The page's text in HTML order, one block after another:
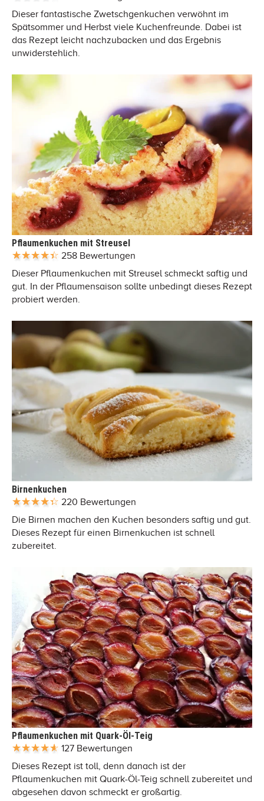
Dieser fantastische Zwetschgenkuchen verwöhnt im
Spätsommer und Herbst viele Kuchenfreunde. Dabei ist
das Rezept leicht nachzubacken und das Ergebnis
unwiderstehlich.
Pflaumenkuchen mit Streusel
258 Bewertungen
Dieser Pflaumenkuchen mit Streusel schmeckt saftig und
gut. In der Pflaumensaison sollte unbedingt dieses Rezept
probiert werden.
Birnenkuchen
220 Bewertungen
Die Birnen machen den Kuchen besonders saftig und gut.
Dieses Rezept für einen Birnenkuchen ist schnell
zubereitet.
Pflaumenkuchen mit Quark-Öl-Teig
127 Bewertungen
Dieses Rezept ist toll, denn danach ist der
Pflaumenkuchen mit Quark-Öl-Teig schnell zubereitet und
abgesehen davon schmeckt er großartig.